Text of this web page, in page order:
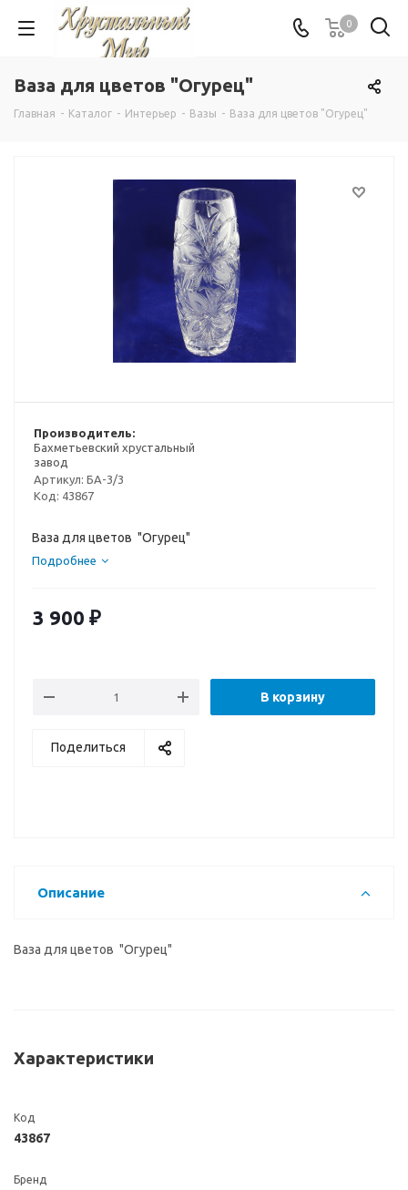
0
Ваза для цветов "Огурец"
Главная - Каталог - Интерьер - Вазы - Ваза для цветов "Огурец"
Производитель:
Бахметьевский хрустальный
завод
Артикул: БА-3/3
Код: 43867
Ваза для цветов "Огурец"
Подробнее
3 900 ₽
В корзину
Поделиться
Описание
Ваза для цветов "Огурец"
Характеристики
Код
43867
Бренд